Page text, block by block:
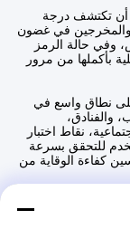
أن تكتشف درجة
والمخرجين في غضون
وفي حالة الرمز
بأكملها من مرور
نطاق واسع في
والفنادق،
نقاط اختبار
للتحقق بسرعة
كفاءة الوقاية من